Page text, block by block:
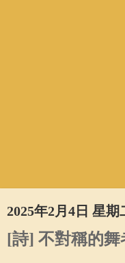
2025年2月4日 星期
[詩] 不對稱的